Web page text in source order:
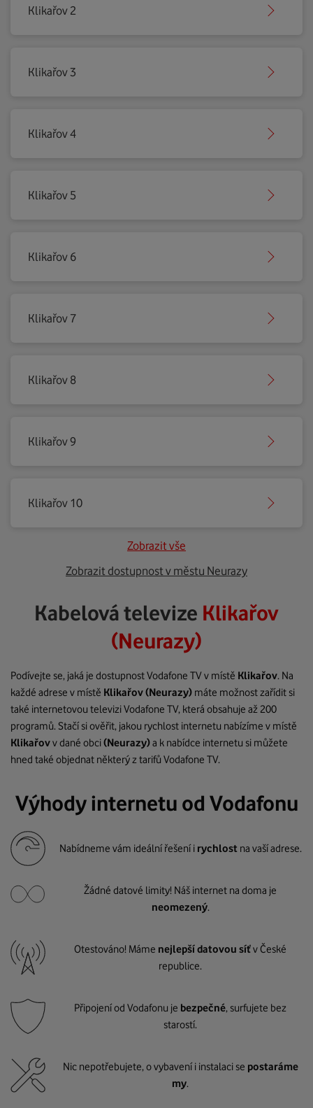
Klikařov 2
Klikařov 3
Klikařov 4
Klikařov 5
Klikařov 6
Klikařov 7
Klikařov 8
Klikařov 9
Klikařov 10
Zobrazit vše
Zobrazit dostupnost v městu Neurazy
Kabelová televize Klikařov
(Neurazy)
Podívejte se, jaká je dostupnost Vodafone TV v místě Klikařov. Na
každé adrese v místě Klikařov(Neurazy) máte možnost zařídit si
také internetovou televizi Vodafone TV, která obsahuje až 200
programů. Stačí si ověřit, jakou rychlost internetu nabízíme v místě
Klikařovv dané obci(Neurazy)a k nabídce internetu si můžete
hned také objednat některý z tarifů Vodafone TV.
Výhody internetu od Vodafonu
Nabídneme vám ideální řešení i rychlost na vaší adrese.
Žádné datové limity! Náš internet na doma je
neomezený.
Otestováno! Máme nejlepší datovou síťv České
republice.
Připojení od Vodafonu je bezpečné, surfujete bez
starostí.
Nic nepotřebujete, o vybavení i instalaci se postaráme
my.